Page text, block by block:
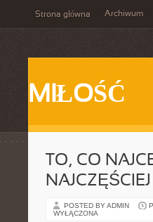
Strona główna Archiwum
MIŁOŚĆ
TO, CO
POSTED BY ADMIN
WYŁĄCZONA